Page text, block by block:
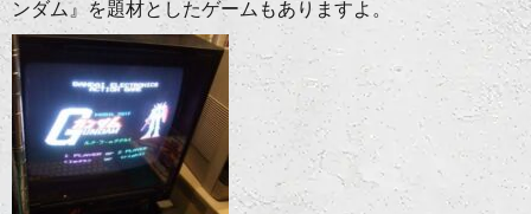
ンダム』を題材としたゲームもありますよ。